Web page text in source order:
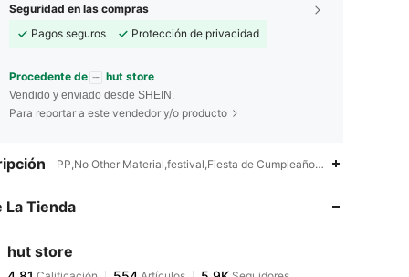
Seguridad en las compras
Pagos seguros
Protección de privacidad
Procedente de hut store
Vendido y enviado desde SHEIN.
Para reportar a este vendedor y/o producto
PP,No Other Material,festival,Fiesta de Cumpleaños,Celebración de
La Tienda
hut store
4.81
4.81 Calificación